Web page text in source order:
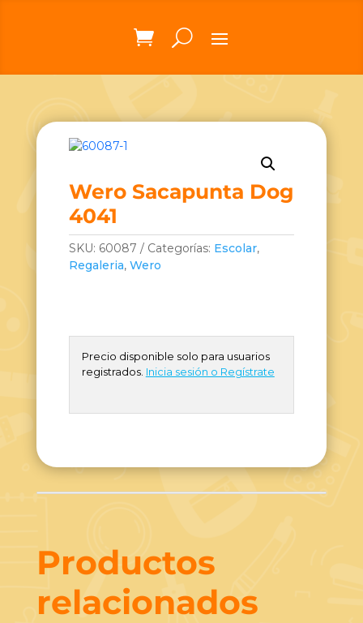
Wero Sacapunta Dog
4041
SKU: 60087 Categorías: Escolar,
Regaleria, Wero
Precio disponible solo para usuarios
registrados. Inicia sesión o Regístrate
Productos
relacionados